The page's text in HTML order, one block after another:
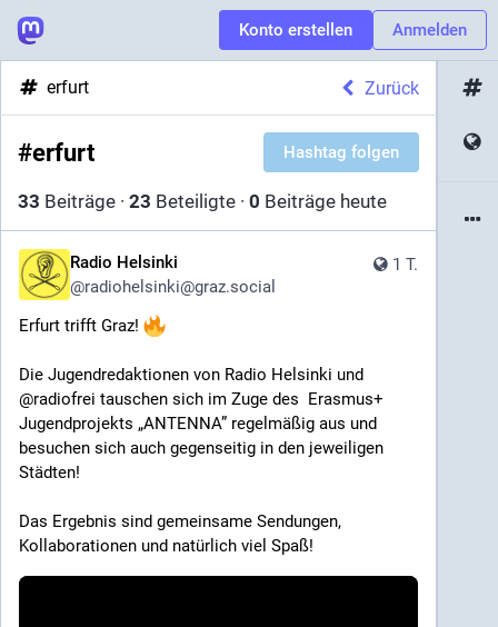
Konto erstellen Anmelden
erfurt Zurück
#erfurt Hashtag folgen
33 Beiträge · 23 Beteiligte · 0 Beiträge heute
1 T.
Radio Helsinki
@radiohelsinki@graz.social
Erfurt trifft Graz!
Die Jugendredaktionen von Radio Helsinki und
@radiofrei tauschen sich im Zuge des  Erasmus+
Jugendprojekts „ANTENNA” regelmäßig aus und
besuchen sich auch gegenseitig in den jeweiligen
Städten!
Das Ergebnis sind gemeinsame Sendungen,
Kollaborationen und natürlich viel Spaß!